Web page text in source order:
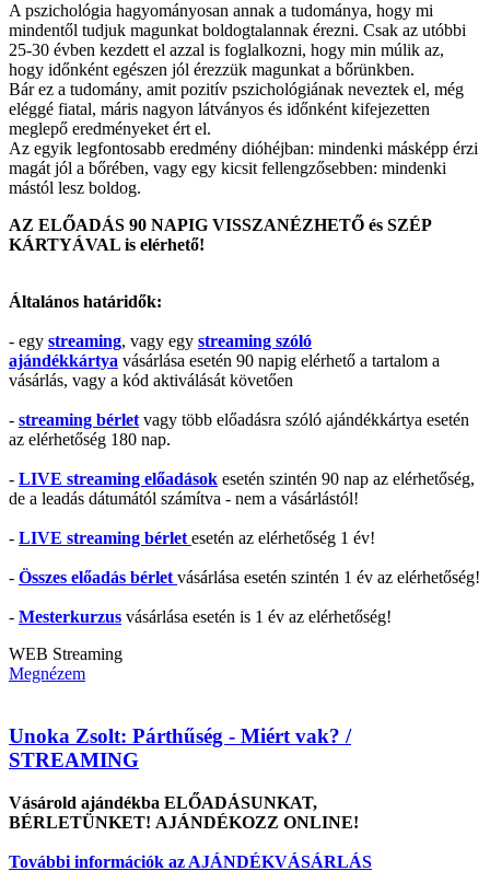
A pszichológia hagyományosan annak a tudománya, hogy mi
mindentől tudjuk magunkat boldogtalannak érezni. Csak az utóbbi
25-30 évben kezdett el azzal is foglalkozni, hogy min múlik az,
hogy időnként egészen jól érezzük magunkat a bőrünkben.
Bár ez a tudomány, amit pozitív pszichológiának neveztek el, még
eléggé fiatal, máris nagyon látványos és időnként kifejezetten
meglepő eredményeket ért el.
Az egyik legfontosabb eredmény dióhéjban: mindenki másképp érzi
magát jól a bőrében, vagy egy kicsit fellengzősebben: mindenki
mástól lesz boldog.
AZ ELŐADÁS 90 NAPIG VISSZANÉZHETŐ és SZÉP
KÁRTYÁVAL is elérhető!
Általános határidők:
- egy streaming, vagy egy streaming szóló
ajándékkártya vásárlása esetén 90 napig elérhető a tartalom a
vásárlás, vagy a kód aktiválását követően
- streaming bérlet vagy több előadásra szóló ajándékkártya esetén
az elérhetőség 180 nap.
- LIVE streaming előadások esetén szintén 90 nap az elérhetőség,
de a leadás dátumától számítva - nem a vásárlástól!
- LIVE streaming bérlet esetén az elérhetőség 1 év!
- Összes előadás bérlet vásárlása esetén szintén 1 év az elérhetőség!
- Mesterkurzus vásárlása esetén is 1 év az elérhetőség!
WEB Streaming
Megnézem
Unoka Zsolt: Párthűség - Miért vak? /
STREAMING
Vásárold ajándékba ELŐADÁSUNKAT,
BÉRLETÜNKET! AJÁNDÉKOZZ ONLINE!
További információk az AJÁNDÉKVÁSÁRLÁS